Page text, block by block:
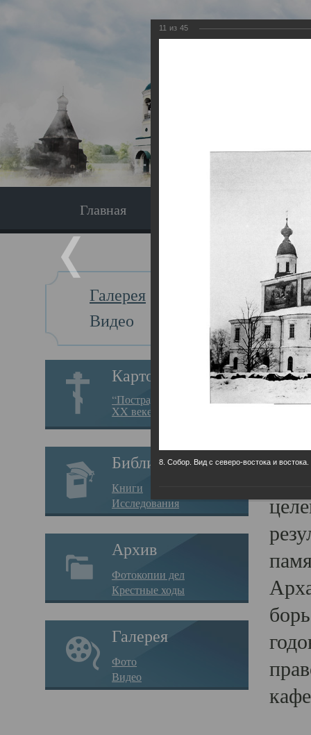
Главная
Галерея
Видео
Картотека
“Пострадавшие за веру в
XX веке на Севере”
Библиотека
Книги
Исследования
Архив
Фотокопии дел
Крестные ходы
Галерея
Фото
Видео
Главная
11 из 45
8. Собор. Вид с северо-востока и востока.